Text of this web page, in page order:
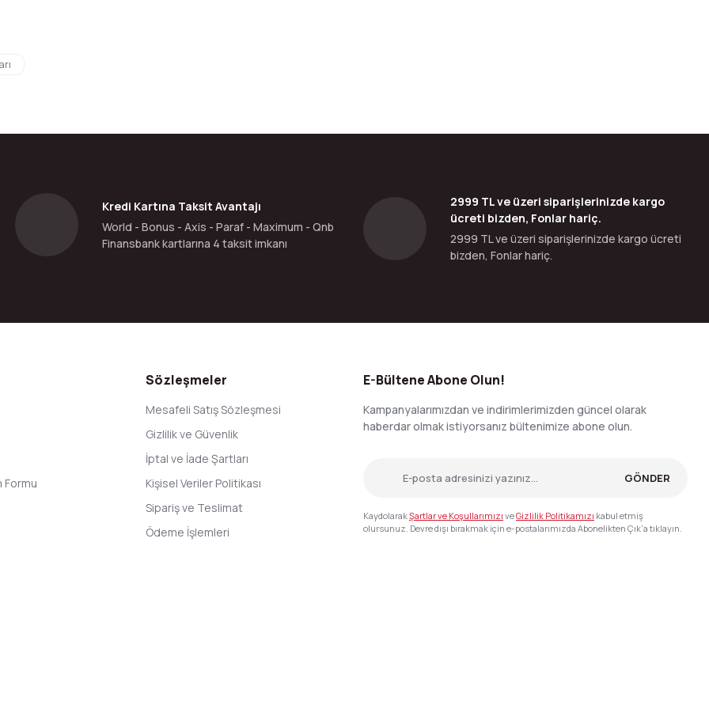
Yorum Yaz
gördüğünüz noktaları öneri formunu kullanarak tarafımıza iletebilirsiniz.
Kredi Kartına Taksit Avantajı
World - Bonus - Axis - Paraf - Maximum - Qnb
Finansbank kartlarına 4 taksit imkanı
2999 TL ve üzeri siparişlerinizde kargo
ücreti bizden, Fonlar hariç.
2999 TL ve üzeri siparişlerinizde kargo ücreti
bizden, Fonlar hariç.
Formu
Sözleşmeler
Mesafeli Satış Sözleşmesi
Gizlilik ve Güvenlik
İptal ve İade Şartları
Kişisel Veriler Politikası
Sipariş ve Teslimat
Ödeme İşlemleri
E-Bültene Abone Olun!
Kampanyalarımızdan ve indirimlerimizden güncel olarak
haberdar olmak istiyorsanız bültenimize abone olun.
GÖNDER
KaydolarakŞartlar ve Koşullarımızı veGizlilik Politikamızı kabul etmiş
olursunuz. Devre dışı bırakmak için e-postalarımızda Abonelikten Çık'a tıklayın.